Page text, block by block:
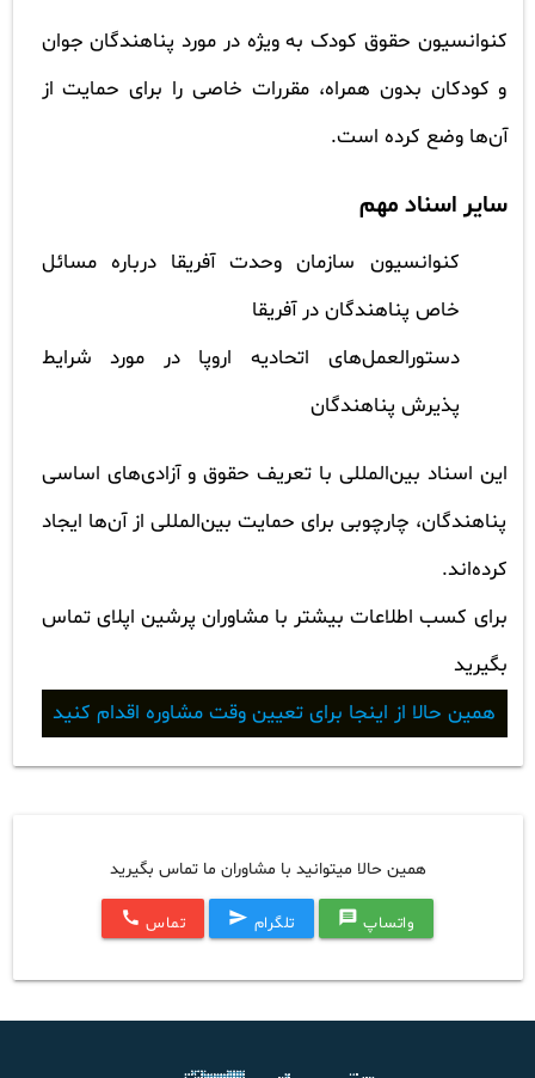
کنوانسیون حقوق کودک به ویژه در مورد پناهندگان جوان
و کودکان بدون همراه، مقررات خاصی را برای حمایت از
آن‌ها وضع کرده است.
سایر اسناد مهم
کنوانسیون سازمان وحدت آفریقا درباره مسائل
خاص پناهندگان در آفریقا
دستورالعمل‌های اتحادیه اروپا در مورد شرایط
پذیرش پناهندگان
این اسناد بین‌المللی با تعریف حقوق و آزادی‌های اساسی
پناهندگان، چارچوبی برای حمایت بین‌المللی از آن‌ها ایجاد
کرده‌اند.
برای کسب اطلاعات بیشتر با مشاوران پرشین اپلای تماس
بگیرید
همین حالا از اینجا برای تعیین وقت مشاوره اقدام کنید
همین حالا میتوانید با مشاوران ما تماس بگیرید
واتساپ message تلگرام send تماس call